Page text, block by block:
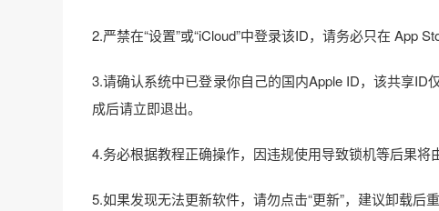
2.严禁在“设置”或“iCloud”中登录该ID，请务必只在 App
3.请确认系统中已登录你自己的国内Apple ID，该共享
成后请立即退出。
4.务必根据教程正确操作，因违规使用导致锁机等后果将
5.如果发现无法更新软件，请勿点击“更新”，建议卸载